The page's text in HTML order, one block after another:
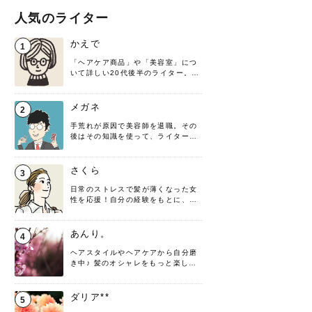
人気のライター
1 かえで
「ヘアケア商品」や「美容室」につ
いて詳しい20代後半のライター。楽
す！
2 メガネ
手荒れが原因で美容師を退職。その
後はその知識を使って、ライターと
髪の知識をわかりやすく紹介しま
す！
3 さくら
日常のストレスで髪が薄くなった女
性を応援！自分の経験をもとに、執
4 あんり。
ヘアスタイルやヘアケアから自分磨
き中♪ 髪のオシャレをもっと楽しめ
♡ 役立つ情報をお届けできるように
頑張ります！よろしくお願いしま
5 ダリア**